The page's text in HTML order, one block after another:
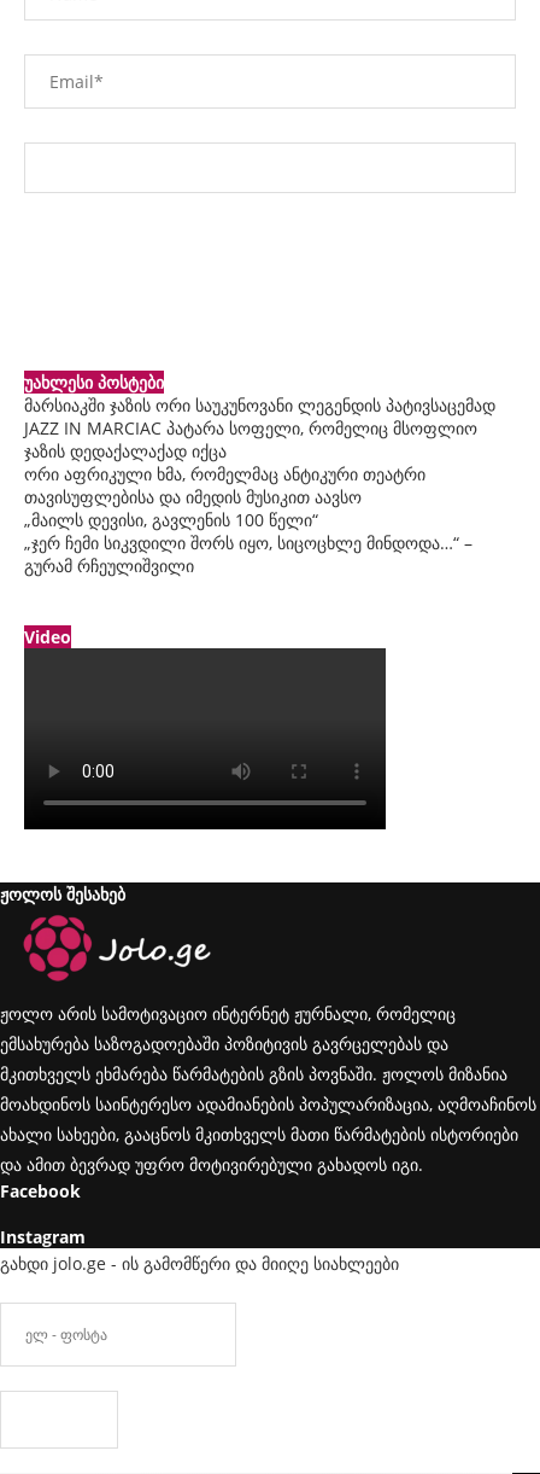
უახლესი პოსტები
მარსიაკში ჯაზის ორი საუკუნოვანი ლეგენდის პატივსაცემად
JAZZ IN MARCIAC პატარა სოფელი, რომელიც მსოფლიო
ჯაზის დედაქალაქად იქცა
ორი აფრიკული ხმა, რომელმაც ანტიკური თეატრი
თავისუფლებისა და იმედის მუსიკით აავსო
„მაილს დევისი, გავლენის 100 წელი“
„ჯერ ჩემი სიკვდილი შორს იყო, სიცოცხლე მინდოდა…“ –
გურამ რჩეულიშვილი
Video
ჟოლოს შესახებ
ჟოლო არის სამოტივაციო ინტერნეტ ჟურნალი, რომელიც
ემსახურება საზოგადოებაში პოზიტივის გავრცელებას და
მკითხველს ეხმარება წარმატების გზის პოვნაში. ჟოლოს მიზანია
მოახდინოს საინტერესო ადამიანების პოპულარიზაცია, აღმოაჩინოს
ახალი სახეები, გააცნოს მკითხველს მათი წარმატების ისტორიები
და ამით ბევრად უფრო მოტივირებული გახადოს იგი.
Facebook
Instagram
გახდი jolo.ge - ის გამომწერი და მიიღე სიახლეები